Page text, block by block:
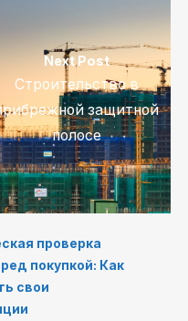
Next Post
Строительство в
защитной
полосе
проверка
покупкой: Как
свои